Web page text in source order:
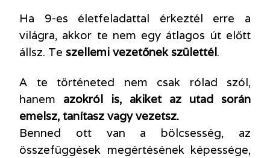
Ha 9-es életfeladattal érkeztél erre a
világra, akkor te nem egy átlagos út előtt
állsz. Te szellemi vezetőnek születtél.
A te történeted nem csak rólad szól,
hanem azokról is, akiket az utad során
emelsz, tanítasz vagy vezetsz.
Benned ott van a bölcsesség, az
összefüggések megértésének képessége,